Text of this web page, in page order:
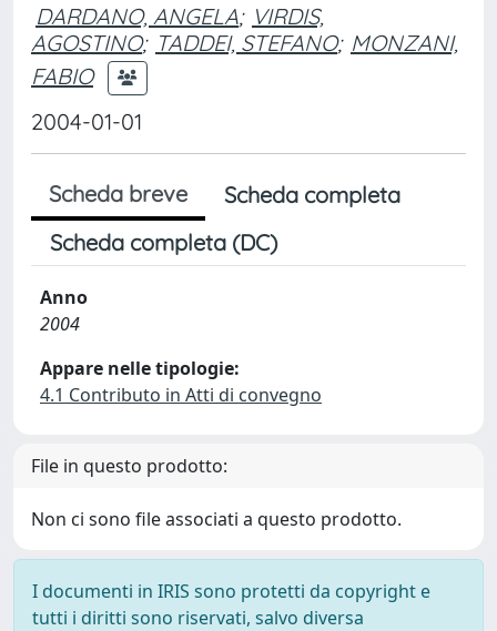
DARDANO, ANGELA; VIRDIS,
AGOSTINO; TADDEI, STEFANO; MONZANI,
FABIO
2004-01-01
Scheda breve
Scheda completa
Scheda completa (DC)
Anno
2004
Appare nelle tipologie:
4.1 Contributo in Atti di convegno
File in questo prodotto:
Non ci sono file associati a questo prodotto.
I documenti in IRIS sono protetti da copyright e
tutti i diritti sono riservati, salvo diversa